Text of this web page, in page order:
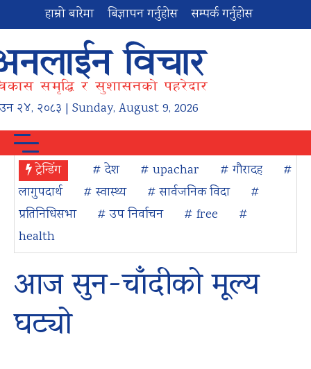
हाम्रो बारेमा बिज्ञापन गर्नुहोस सम्पर्क गर्नुहोस
२४, २०८३ | Sunday, August 9, 2026
ट्रेन्डिंग # देश # upachar # गौरादह
#
लागुपदार्थ
# स्वास्थ्य # सार्वजनिक विदा
#
प्रतिनिधिसभा
# उप निर्वाचन # free
#
health
आज सुन-चाँदीको मूल्य
घट्यो